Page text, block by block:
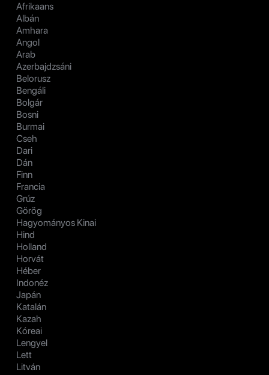
Afrikaans
Albán
Amhara
Angol
Arab
Azerbajdzsáni
Belorusz
Bengáli
Bolgár
Bosni
Burmai
Cseh
Dari
Dán
Finn
Francia
Grúz
Görög
Hagyományos Kinai
Hind
Holland
Horvát
Héber
Indonéz
Japán
Katalán
Kazah
Kóreai
Lengyel
Lett
Litván